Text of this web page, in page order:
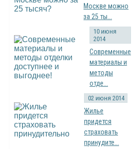
Москве можно
за 25 ты...
10 июня
2014
Современные
материалы и
методы
отде...
02 июня 2014
Жилье
придется
страховать
принудите...